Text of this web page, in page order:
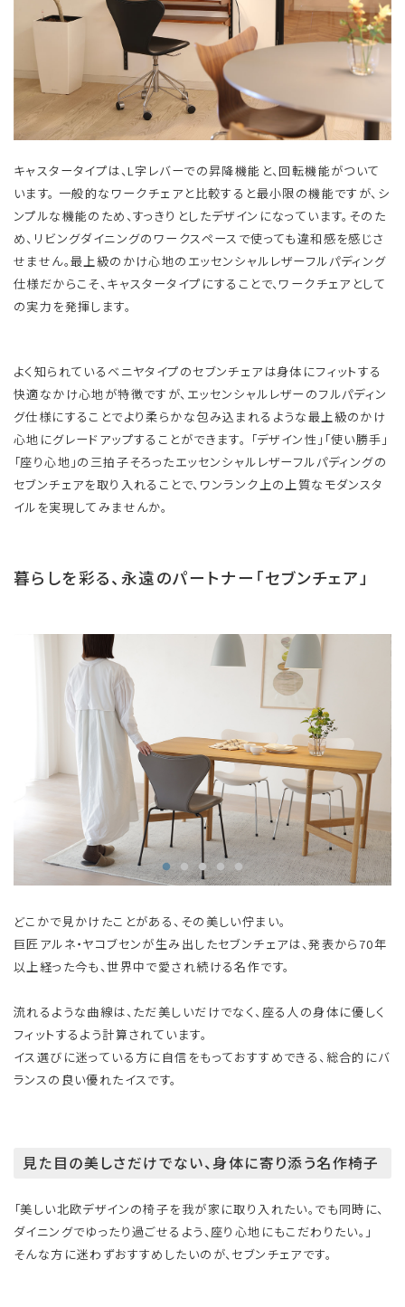
キャスタータイプは、L字レバーでの昇降機能と、回転機能がついて
います。 一般的なワークチェアと比較すると最小限の機能ですが、シ
ンプルな機能のため、すっきりとしたデザインになっています。そのた
め、リビングダイニングのワークスペースで使っても違和感を感じさ
せません。 ​​最上級のかけ心地のエッセンシャルレザーフルパディング
仕様だからこそ、キャスタータイプにすることで、ワークチェアとして
の実力を発揮します。
よく知られているベニヤタイプのセブンチェアは身体にフィットする
快適なかけ心地が特徴ですが、エッセンシャルレザーのフルパディン
グ仕様にすることでより柔らかな包み込まれるような最上級のかけ
心地にグレードアップすることができます。 「デザイン性」「使い勝手」
「座り心地」の三拍子そろったエッセンシャルレザーフルパディングの
セブンチェアを取り入れることで、ワンランク上の上質なモダンスタ
イルを実現してみませんか。
暮らしを彩る、永遠のパートナー「セブンチェア」
どこかで見かけたことがある、その美しい佇まい。
巨匠アルネ・ヤコブセンが生み出したセブンチェアは、発表から70年
以上経った今も、世界中で愛され続ける名作です。
流れるような曲線は、ただ美しいだけでなく、座る人の身体に優しく
フィットするよう計算されています。
イス選びに迷っている方に自信をもっておすすめできる、総合的にバ
ランスの良い優れたイスです。
見た目の美しさだけでない、身体に寄り添う名作椅子
「美しい北欧デザインの椅子を我が家に取り入れたい。でも同時に、
ダイニングでゆったり過ごせるよう、座り心地にもこだわりたい。」
そんな方に迷わずおすすめしたいのが、セブンチェアです。